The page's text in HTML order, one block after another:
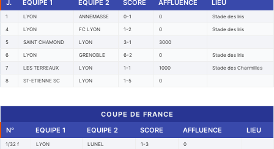
J.
EQUIPE 1 EQUIPE 2 SCORE AFFLUENCE LIEU
1 LYON ANNEMASSE 0-1 0 Stade des Iris
4 LYON FC LYON 1-2 0 Stade des Iris
5 SAINT CHAMOND LYON 3-1 3000
6 LYON GRENOBLE 6-2 0 Stade des Iris
7 LES TERREAUX LYON 1-1 1000 Stade des Charmilles
8 ST-ETIENNE SC LYON 1-5 0
COUPE DE FRANCE
N°
EQUIPE 1 EQUIPE 2 SCORE AFFLUENCE LIEU
1/32 f LYON LUNEL 1-3 0